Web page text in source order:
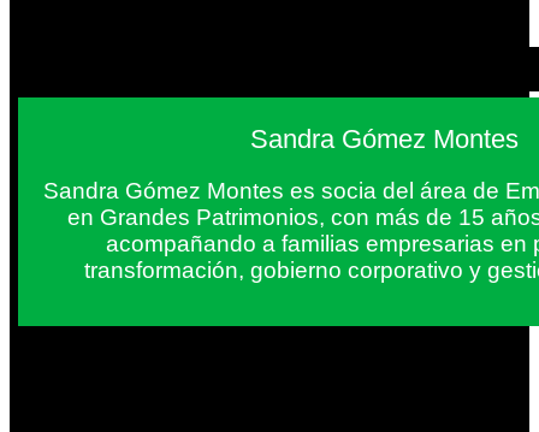
Sandra Gómez Montes
Sandra Gómez Montes es socia del área de
en Grandes Patrimonios, con más de 15
acompañando a familias empresarias en
transformación, gobierno corporativo y